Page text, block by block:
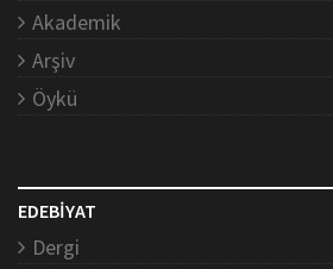
Akademik
Arşiv
Öykü
EDEBİYAT
Dergi